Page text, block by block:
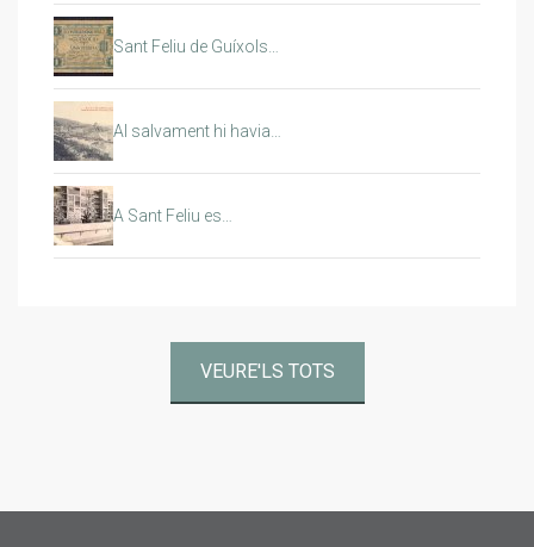
Sant Feliu de Guíxols…
Al salvament hi havia…
A Sant Feliu es…
VEURE'LS TOTS